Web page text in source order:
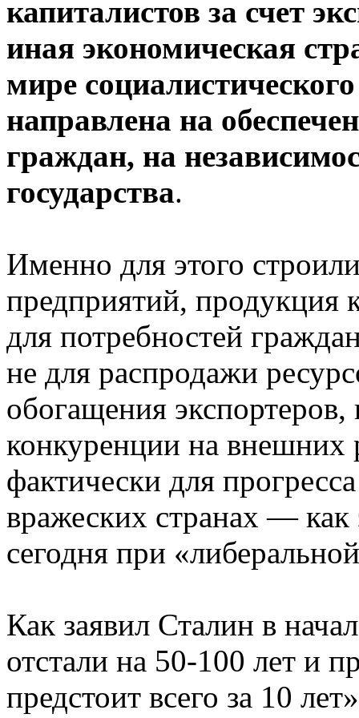
капиталистов за счет
иная экономическая
мире
направлена на
граждан, на
государства.
Именно для этого
предприятий, продукция
для потребностей
не для распродажи
обогащения
конкуренции на внешних
фактически для
вражеских странах — как
сегодня при
Как заявил Сталин в
отстали на 50-100 лет и
предстоит всего за 10